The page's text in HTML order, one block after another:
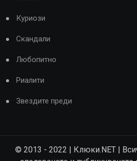
Куриози
Скандали
Любопитно
Риалити
Звездите преди
© 2013 - 2022 | Клюки.NET |